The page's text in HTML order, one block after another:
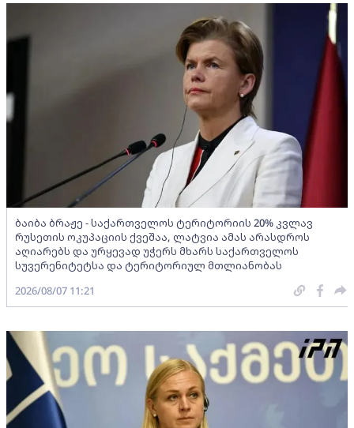
ბაიბა ბრაჟე - საქართველოს ტერიტორიის 20% კვლავ
რუსეთის ოკუპაციის ქვეშაა, ლატვია ამას არასდროს
აღიარებს და ურყევად უჭერს მხარს საქართველოს
სუვერენიტეტსა და ტერიტორიულ მთლიანობას
2026/08/07 11:21